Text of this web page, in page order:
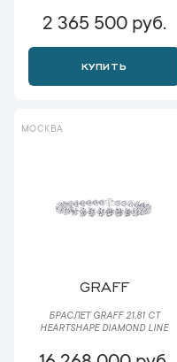
2 365 500 руб.
КУПИТЬ
МОСКВА
GRAFF
БРАСЛЕТ GRAFF 21,81 CT
HEARTSHAPE DIAMOND LINE